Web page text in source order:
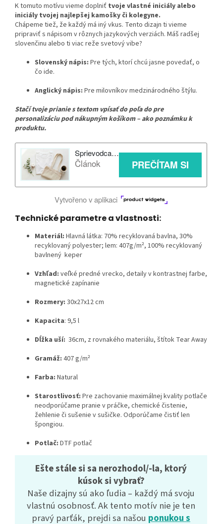
K tomuto motívu vieme doplniť tvoje vlastné iniciály alebo
iniciály tvojej najlepšej kamošky či kolegyne.
Chápeme tiež, že každý má iný vkus. Tento dizajn ti vieme
pripraviť s nápisom v rôznych jazykových verziách. Máš radšej
slovenčinu alebo ti viac reže svetový vibe?
Slovenský nápis: Pre tých, ktorí chcú jasne povedať, o
čo ide.
Anglický nápis: Pre milovníkov medzinárodného štýlu.
Stačí tvoje prianie s textom vpísať do poľa do pre
personalizáciu pod nákupným košíkom – ako poznámku k
produktu.
Technické parametre a vlastnosti:
Materiál: Hlavná látka: 70% recyklovaná bavlna, 30%
recyklovaný polyester; lem: 407g/m², 100% recyklovaný
bavlnený keper
Vzhľad: veľké predné vrecko, detaily v kontrastnej farbe,
magnetické zapínanie
Rozmery: 30x27x12 cm
Kapacita: 9,5 l
Dĺžka uší: 36cm, z rovnakého materiálu, štítok Tear Away
Gramáž: 407 g/m²
Farba: Natural
Starostlivosť: Pre zachovanie maximálnej kvality potlače
neodporúčame pranie v práčke, chemické čistenie,
žehlenie či sušenie v sušičke. Odporúčame čistiť len
špongiou.
Potlač: DTF potlač
Ešte stále si sa nerozhodol/-la, ktorý
kúsok si vybrať?
Naše dizajny sú ako ľudia – každý má svoju
vlastnú osobnosť. Ak tento motív nie je ten
pravý parťák, prejdi sa našou ponukou s